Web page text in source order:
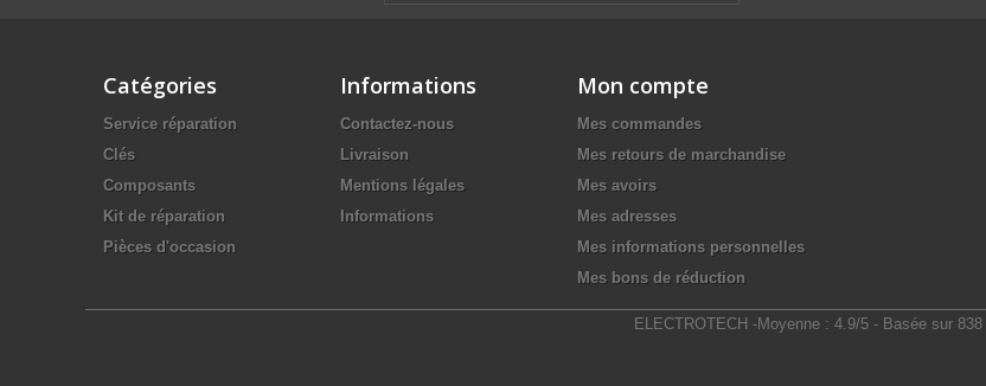
Catégories
Service réparation
Clés
Composants
Kit de réparation
Pièces d'occasion
Informations
Contactez-nous
Livraison
Mentions légales
Informations
Mon compte
Mes commandes
Mes retours de marchandise
Mes avoirs
Mes adresses
Mes informations personnelles
Mes bons de réduction
ELECTROTECH -Moyenne : 4.9/5 - Basée sur 838